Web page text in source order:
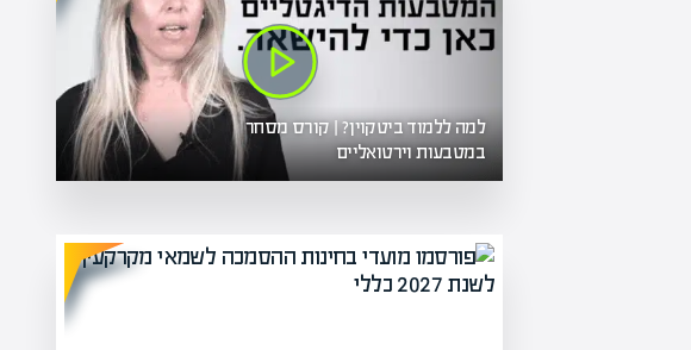
למה ללמוד ביטקוין? | קורס מסחר
במטבעות וירטואליים